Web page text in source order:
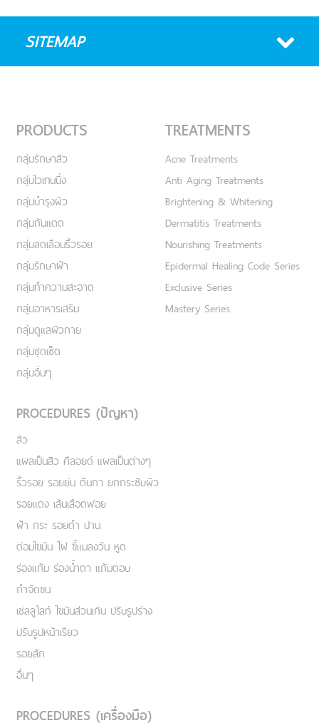
SITEMAP
PRODUCTS
กลุ่มรักษาสิว
กลุ่มไวเทนนิ่ง
กลุ่มบำรุงผิว
กลุ่มกันแดด
กลุ่มลดเลือนริ้วรอย
กลุ่มรักษาฝ้า
กลุ่มทำความสะอาด
กลุ่มอาหารเสริม
กลุ่มดูแลผิวกาย
กลุ่มชุดเซ็ต
กลุ่มอื่นๆ
TREATMENTS
Acne Treatments
Anti Aging Treatments
Brightening & Whitening
Dermatitis Treatments
Nourishing Treatments
Epidermal Healing Code Series
Exclusive Series
Mastery Series
PROCEDURES (ปัญหา)
สิว
แผลเป็นสิว คีลอยด์ แผลเป็นต่างๆ
ริ้วรอย รอยย่น ตีนกา ยกกระชับผิว
รอยแดง เส้นเลือดฟอย
ฝ้า กระ รอยดำ ปาน
ต่อมไขมัน ไฝ ขี้แมลงวัน หูด
ร่องแก้ม ร่องน้ำตา แก้มตอบ
กำจัดขน
เชลลูไลท์ ไขมันส่วนเกิน ปรับรูปร่าง
ปรับรูปหน้าเรียว
รอยสัก
อื่นๆ
PROCEDURES (เครื่องมือ)